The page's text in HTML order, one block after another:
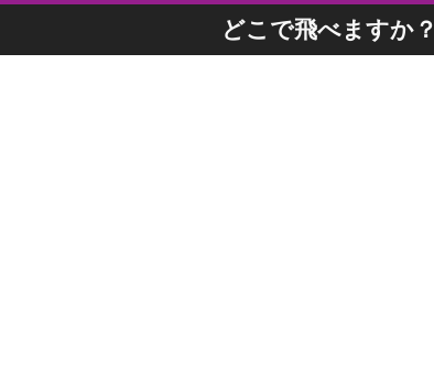
どこで飛べますか？